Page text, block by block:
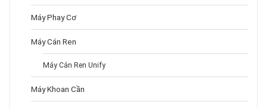
Máy Phay Cơ
Máy Cán Ren
Máy Cán Ren Unify
Máy Khoan Cần